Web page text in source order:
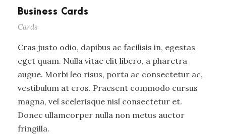
Business Cards
Cards
Cras justo odio, dapibus ac facilisis in, egestas
eget quam. Nulla vitae elit libero, a pharetra
augue. Morbi leo risus, porta ac consectetur ac,
vestibulum at eros. Praesent commodo cursus
magna, vel scelerisque nisl consectetur et.
Donec ullamcorper nulla non metus auctor
fringilla.